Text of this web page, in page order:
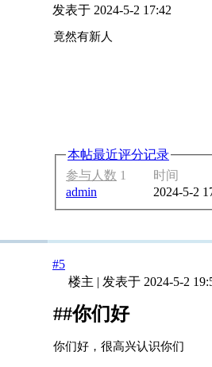
发表于 2024-5-2 17:42
竟然有新人
本帖最近评分记录
参与人数 1 时间
admin
2024-5-2
#5
楼主 | 发表于 2024-5-2
##你们好
你们好，很高兴认识你们